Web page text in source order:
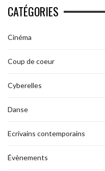
CATÉGORIES
Cinéma
Coup de coeur
Cyberelles
Danse
Ecrivains contemporains
Évènements